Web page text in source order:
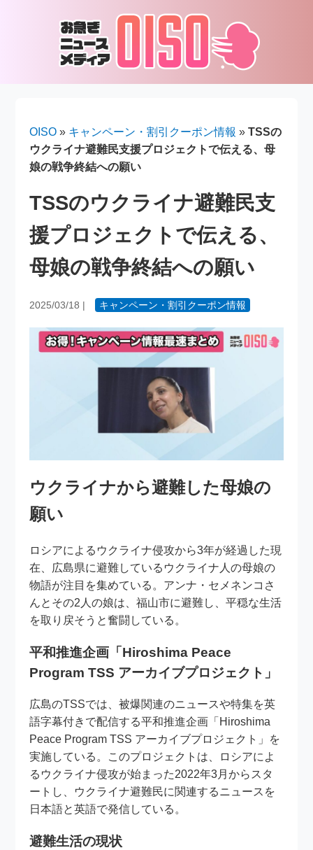
OISO » キャンペーン・割引クーポン情報 »TSSの
ウクライナ避難民支援プロジェクトで伝える、母
娘の戦争終結への願い
TSSのウクライナ避難民支
援プロジェクトで伝える、
母娘の戦争終結への願い
2025/03/18 | キャンペーン・割引クーポン情報
ウクライナから避難した母娘の
願い
ロシアによるウクライナ侵攻から3年が経過した現
在、広島県に避難しているウクライナ人の母娘の
物語が注目を集めている。アンナ・セメネンコさ
んとその2人の娘は、福山市に避難し、平穏な生活
を取り戻そうと奮闘している。
平和推進企画「Hiroshima Peace
Program TSS アーカイブプロジェクト」
広島のTSSでは、被爆関連のニュースや特集を英
語字幕付きで配信する平和推進企画「Hiroshima
Peace Program TSS アーカイブプロジェクト」を
実施している。このプロジェクトは、ロシアによ
るウクライナ侵攻が始まった2022年3月からスタ
ートし、ウクライナ避難民に関連するニュースを
日本語と英語で発信している。
避難生活の現状